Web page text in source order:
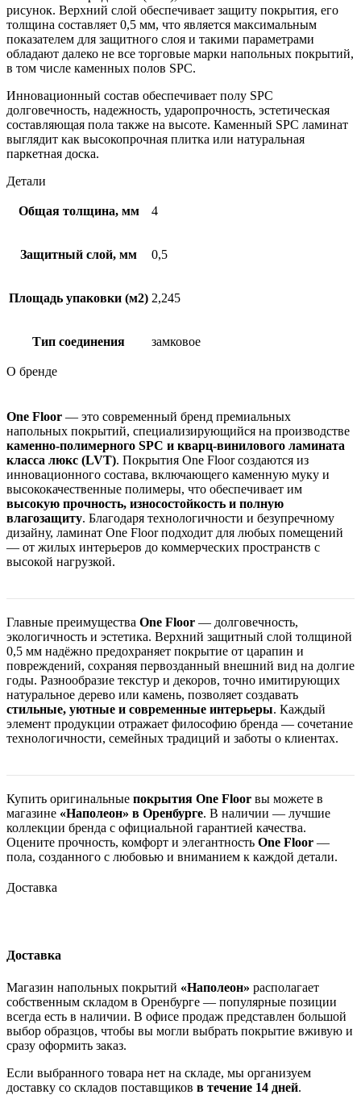
рисунок. Верхний слой обеспечивает защиту покрытия, его
толщина составляет 0,5 мм, что является максимальным
показателем для защитного слоя и такими параметрами
обладают далеко не все торговые марки напольных покрытий,
в том числе каменных полов SPC.
Инновационный состав обеспечивает полу SPC
долговечность, надежность, ударопрочность, эстетическая
составляющая пола также на высоте. Каменный SPC ламинат
выглядит как высокопрочная плитка или натуральная
паркетная доска.
Детали
Общая толщина, мм 4
Защитный слой, мм 0,5
Площадь упаковки (м2) 2,245
Тип соединения замковое
О бренде
One Floor — это современный бренд премиальных
напольных покрытий, специализирующийся на производстве
каменно-полимерного SPC и кварц-винилового ламината
класса люкс (LVT). Покрытия One Floor создаются из
инновационного состава, включающего каменную муку и
высококачественные полимеры, что обеспечивает им
высокую прочность, износостойкость и полную
влагозащиту. Благодаря технологичности и безупречному
дизайну, ламинат One Floor подходит для любых помещений
— от жилых интерьеров до коммерческих пространств с
высокой нагрузкой.
Главные преимущества One Floor — долговечность,
экологичность и эстетика. Верхний защитный слой толщиной
0,5 мм надёжно предохраняет покрытие от царапин и
повреждений, сохраняя первозданный внешний вид на долгие
годы. Разнообразие текстур и декоров, точно имитирующих
натуральное дерево или камень, позволяет создавать
стильные, уютные и современные интерьеры. Каждый
элемент продукции отражает философию бренда — сочетание
технологичности, семейных традиций и заботы о клиентах.
Купить оригинальные покрытия One Floor вы можете в
магазине «Наполеон» в Оренбурге. В наличии — лучшие
коллекции бренда с официальной гарантией качества.
Оцените прочность, комфорт и элегантность One Floor —
пола, созданного с любовью и вниманием к каждой детали.
Доставка
Доставка
Магазин напольных покрытий «Наполеон» располагает
собственным складом в Оренбурге — популярные позиции
всегда есть в наличии. В офисе продаж представлен большой
выбор образцов, чтобы вы могли выбрать покрытие вживую и
сразу оформить заказ.
Если выбранного товара нет на складе, мы организуем
доставку со складов поставщиков в течение 14 дней.